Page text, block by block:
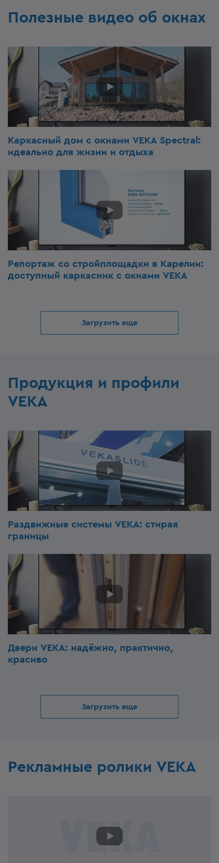
Полезные видео об окнах
Каркасный дом c окнами VEKA Spectral:
идеально для жизни и отдыха
Репортаж со стройплощадки в Карелии:
доступный каркасник с окнами VEKA
Загрузить еще
Продукция и профили
VEKA
Раздвижные системы VEKA: стирая
границы
Двери VEKA: надёжно, практично,
красиво
Загрузить еще
Рекламные ролики VEKA